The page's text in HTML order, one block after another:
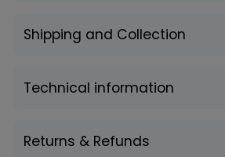
Shipping and Collection
Technical information
Returns & Refunds